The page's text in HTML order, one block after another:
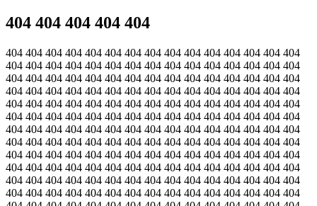
404 404 404 404 404
404 404 404 404 404 404 404 404 404 404 404 404 404 404 404
404 404 404 404 404 404 404 404 404 404 404 404 404 404 404
404 404 404 404 404 404 404 404 404 404 404 404 404 404 404
404 404 404 404 404 404 404 404 404 404 404 404 404 404 404
404 404 404 404 404 404 404 404 404 404 404 404 404 404 404
404 404 404 404 404 404 404 404 404 404 404 404 404 404 404
404 404 404 404 404 404 404 404 404 404 404 404 404 404 404
404 404 404 404 404 404 404 404 404 404 404 404 404 404 404
404 404 404 404 404 404 404 404 404 404 404 404 404 404 404
404 404 404 404 404 404 404 404 404 404 404 404 404 404 404
404 404 404 404 404 404 404 404 404 404 404 404 404 404 404
404 404 404 404 404 404 404 404 404 404 404 404 404 404 404